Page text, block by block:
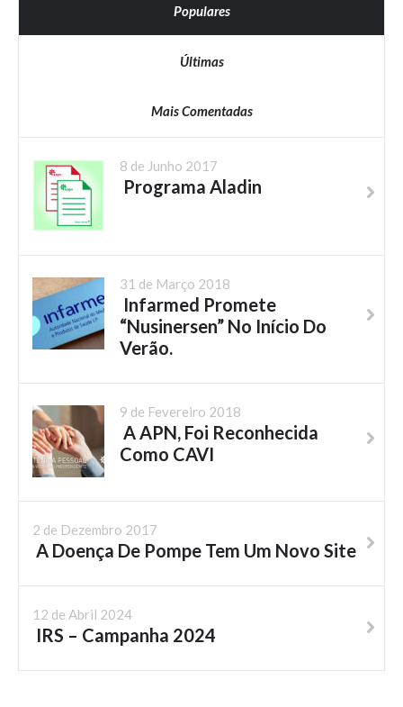
Populares
Últimas
Mais Comentadas
8 de Junho 2017
Programa Aladin
31 de Março 2018
Infarmed Promete
“Nusinersen” No Início Do
Verão.
9 de Fevereiro 2018
A APN, Foi Reconhecida
Como CAVI
2 de Dezembro 2017
A Doença De Pompe Tem Um Novo Site
12 de Abril 2024
IRS – Campanha 2024